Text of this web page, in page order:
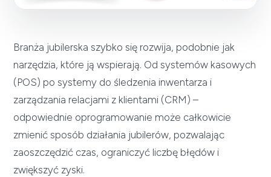
Branża jubilerska szybko się rozwija, podobnie jak
narzędzia, które ją wspierają. Od systemów kasowych
(POS) po systemy do śledzenia inwentarza i
zarządzania relacjami z klientami (CRM) –
odpowiednie oprogramowanie może całkowicie
zmienić sposób działania jubilerów, pozwalając
zaoszczędzić czas, ograniczyć liczbę błędów i
zwiększyć zyski.